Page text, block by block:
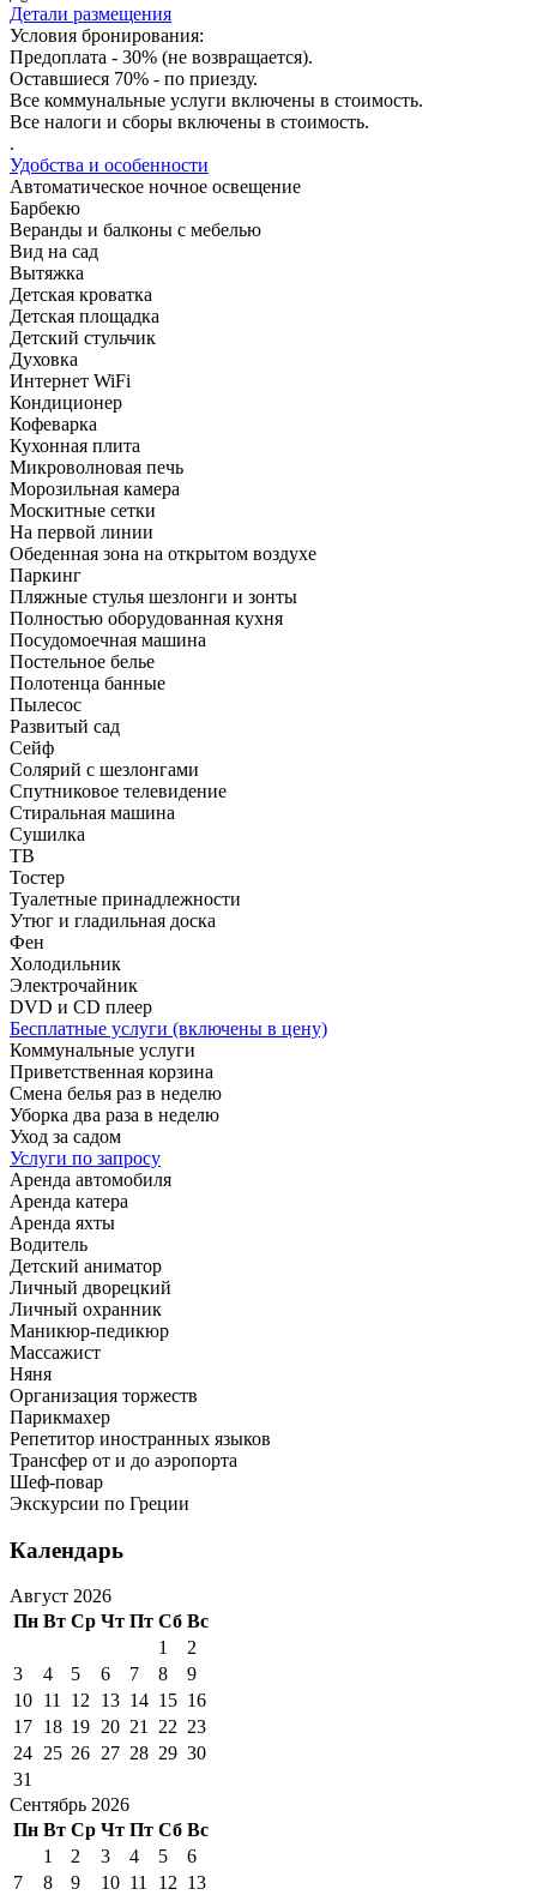
Детали размещения
Условия бронирования:
Предоплата - 30% (не возвращается).
Оставшиеся 70% - по приезду.
Все коммунальные услуги включены в стоимость.
Все налоги и сборы включены в стоимость.
.
Удобства и особенности
Автоматическое ночное освещение
Барбекю
Веранды и балконы с мебелью
Вид на сад
Вытяжка
Детская кроватка
Детская площадка
Детский стульчик
Духовка
Интернет WiFi
Кондиционер
Кофеварка
Кухонная плита
Микроволновая печь
Морозильная камера
Москитные сетки
На первой линии
Обеденная зона на открытом воздухе
Паркинг
Пляжные стулья шезлонги и зонты
Полностью оборудованная кухня
Посудомоечная машина
Постельное белье
Полотенца банные
Пылесос
Развитый сад
Сейф
Солярий с шезлонгами
Спутниковое телевидение
Стиральная машина
Сушилка
ТВ
Тостер
Туалетные принадлежности
Утюг и гладильная доска
Фен
Холодильник
Электрочайник
DVD и CD плеер
Бесплатные услуги (включены в цену)
Коммунальные услуги
Приветственная корзина
Смена белья раз в неделю
Уборка два раза в неделю
Уход за садом
Услуги по запросу
Аренда автомобиля
Аренда катера
Аренда яхты
Водитель
Детский аниматор
Личный дворецкий
Личный охранник
Маникюр-педикюр
Массажист
Няня
Организация торжеств
Парикмахер
Репетитор иностранных языков
Трансфер от и до аэропорта
Шеф-повар
Экскурсии по Греции
Календарь
Август 2026
Пн Вт Ср Чт Пт Сб Вс
1
2
3
4 5 6 7 8
9
10 11 12 13 14 15 16
17 18 19 20 21 22 23
24 25 26 27 28 29 30
31
Сентябрь 2026
Пн Вт Ср Чт Пт Сб Вс
1
2 3 4 5
6
7
8 9 10 11 12 13